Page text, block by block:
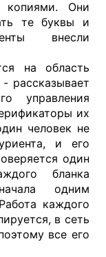
копиями. Они
те буквы и
внесли
на область
рассказывает
управления
их
человек не
и его
один
бланка
одним
каждого
в сеть
все его